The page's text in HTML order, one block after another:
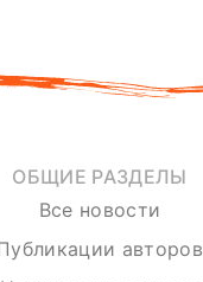
ОБЩИЕ РАЗДЕЛЫ
Все новости
авторов